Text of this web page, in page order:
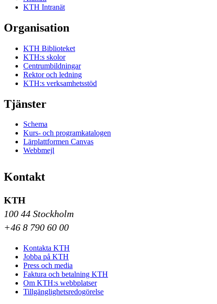
KTH Intranät
Organisation
KTH Biblioteket
KTH:s skolor
Centrumbildningar
Rektor och ledning
KTH:s verksamhetsstöd
Tjänster
Schema
Kurs- och programkatalogen
Lärplattformen Canvas
Webbmejl
Kontakt
KTH
100 44 Stockholm
+46 8 790 60 00
Kontakta KTH
Jobba på KTH
Press och media
Faktura och betalning KTH
Om KTH:s webbplatser
Tillgänglighetsredogörelse